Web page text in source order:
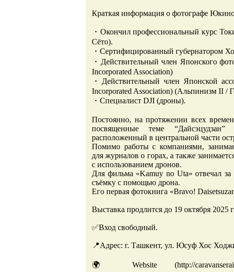
Краткая информация о фотографе
・Окончил профессиональный курс
Сёто).
・Сертифицированный губернатором
・Действительный член Японского
Incorporated Association)
・Действительный член Японской
Incorporated Association) (Альпинизм II /
・Специалист DJI (дроны).
Постоянно, на протяжении всех
посвященные теме
расположенный в центральной части
Помимо работы с компаниями,
для журналов о горах, а также
с использованием дронов.
Для фильма «Kamuy no Uta» отвечал
съёмку с помощью дрона.
Его первая фотокнига «Bravo!
Выставка продлится до 19 октября 2025
✅Вход свободный.
📍Адрес: г. Ташкент, ул. Юсуф Хос
🌍 Website (http://